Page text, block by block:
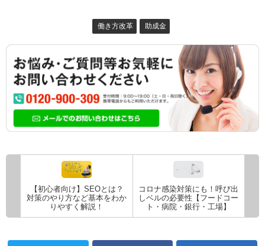
働き方改革 助成金
【初心者向け】SEOとは？
対策のやり方など基本をわか
りやすく解説！
コロナ感染対策にも！呼び出
しベルの必要性【フードコー
ト・病院・銀行・工場】